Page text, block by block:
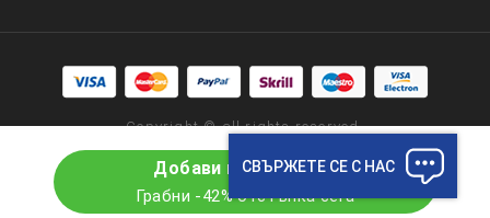
Добави в количката
Грабни -42% отстъпка сега
Copyright © all rights reserved.
СВЪРЖЕТЕ СЕ С НАС